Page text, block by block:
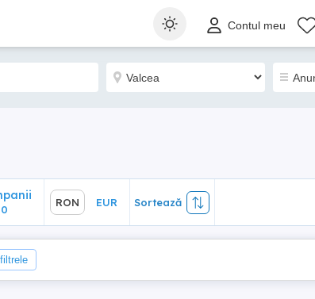
Contul meu
Sortează
0
RON EUR Sortează